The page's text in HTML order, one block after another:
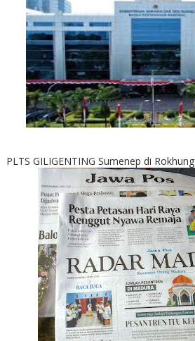
PLTS GILIGENTING Sumenep di Rokhung